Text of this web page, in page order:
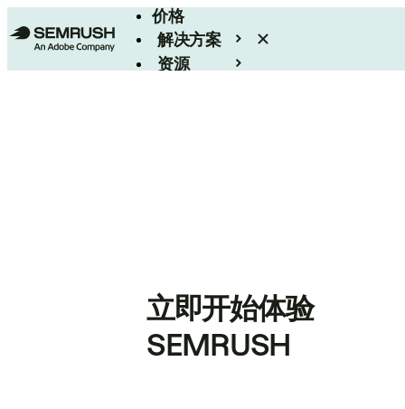
价格
解决方案
资源
立即开始体验
SEMRUSH